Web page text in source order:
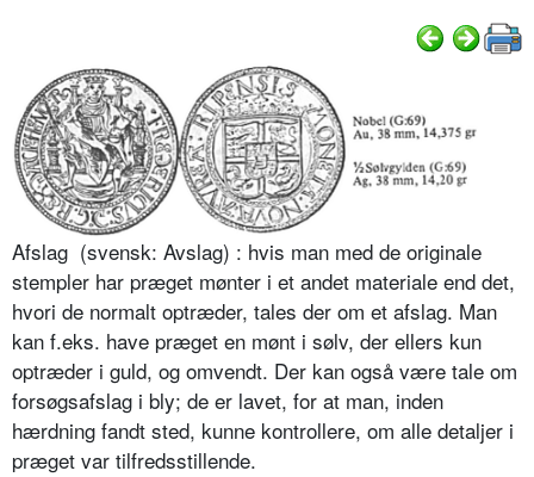
Afslag (svensk: Avslag) : hvis man med de originale
stempler har præget mønter i et andet materiale end det,
hvori de normalt optræder, tales der om et afslag. Man
kan f.eks. have præget en mønt i sølv, der ellers kun
optræder i guld, og omvendt. Der kan også være tale om
forsøgsafslag i bly; de er lavet, for at man, inden
hærdning fandt sted, kunne kontrollere, om alle detaljer i
præget var tilfredsstillende.